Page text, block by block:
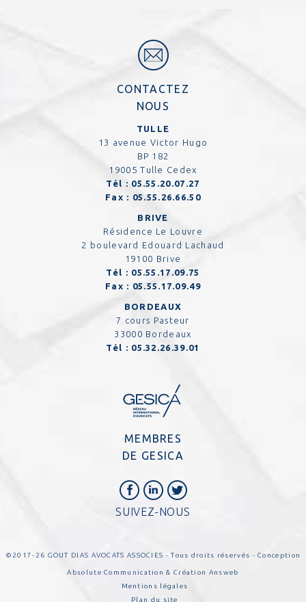
CONTACTEZ
NOUS
TULLE
13 avenue Victor Hugo
BP 182
19005 Tulle Cedex
Tél : 05.55.20.07.27
Fax : 05.55.26.66.50
BRIVE
Résidence Le Louvre
2 boulevard Edouard Lachaud
19100 Brive
Tél : 05.55.17.09.75
Fax : 05.55.17.09.49
BORDEAUX
7 cours Pasteur
33000 Bordeaux
Tél : 05.32.26.39.01
MEMBRES
DE GESICA
SUIVEZ-NOUS
©2017-26 GOUT DIAS AVOCATS ASSOCIES - Tous droits réservés - Conception
Absolute Communication& Création Answeb
Mentions légales
Plan du site